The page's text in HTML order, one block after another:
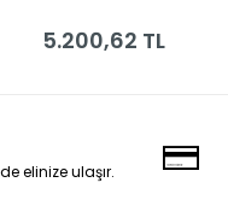
5.200,62 TL
elinize ulaşır.